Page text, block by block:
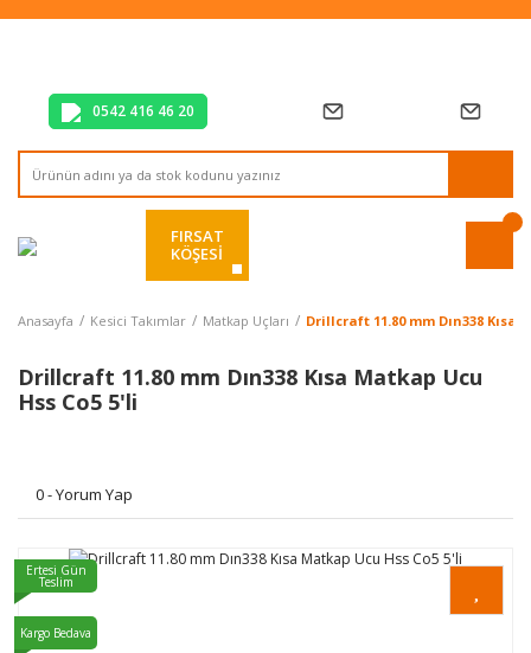
Tüm Alışverişlerde Vade Farksız 2 Taksit!
0542 416 46 20
FIRSAT
KÖŞESİ
Anasayfa Kesici Takımlar Matkap Uçları Drillcraft 11.80 mm Dın338 Kısa
Drillcraft 11.80 mm Dın338 Kısa Matkap Ucu
Hss Co5 5'li
0 - Yorum Yap
Ertesi Gün
Teslim
Kargo Bedava